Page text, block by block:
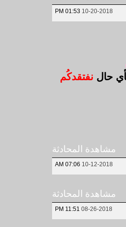
10-20-2018
01:53 PM
حال نفتقدكُم
مشاهدة المحادثة
10-12-2018
07:06 AM
مشاهدة المحادثة
08-26-2018
11:51 PM